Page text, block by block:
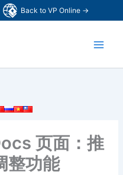
Back to VP Online →
页面：推
整功能